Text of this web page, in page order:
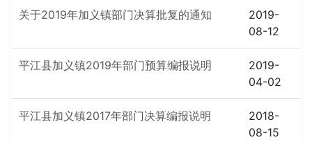
关于2019年加义镇部门决算批复的通知
2019-
08-12
平江县加义镇2019年部门预算编报说明
2019-
04-02
平江县加义镇2017年部门决算编报说明
2018-
08-15